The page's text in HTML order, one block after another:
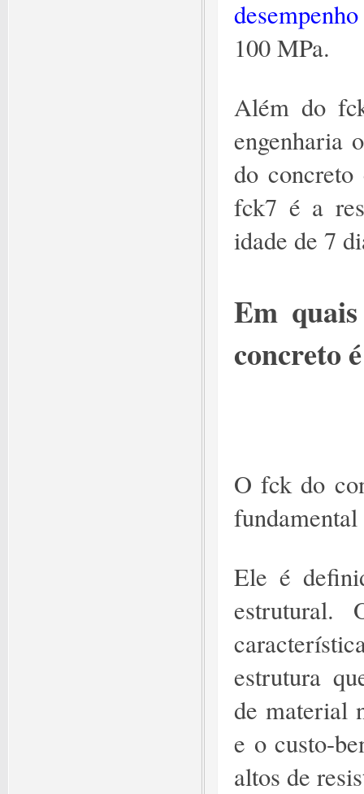
desempenho
100 MPa.
Além do
engenharia
do
fck7 é a
idade de 7
Em
concreto
O fck do
Ele é
estrutural.
estrutura
de material
e o custo-
altos de